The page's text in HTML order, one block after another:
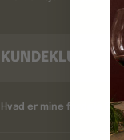
KUNDEKLUB
Hvad er mine fordele ?